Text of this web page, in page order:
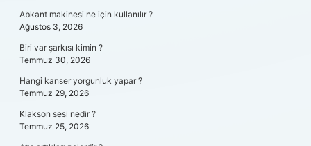
Abkant makinesi ne için kullanılır ?
Ağustos 3, 2026
Biri var şarkısı kimin ?
Temmuz 30, 2026
Hangi kanser yorgunluk yapar ?
Temmuz 29, 2026
Klakson sesi nedir ?
Temmuz 25, 2026